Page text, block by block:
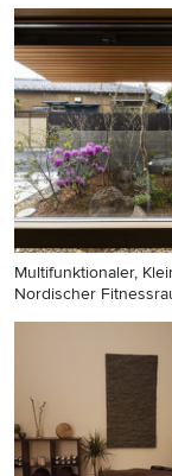
Kleiner Moderner
in Berlin
Multifunktionaler,
Nordischer
Multifunktionaler,
Nordischer
grauer Wandfarbe,
Betonboden und
Boden in Tokio